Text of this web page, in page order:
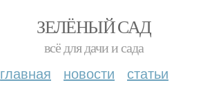
ЗЕЛЁНЫЙ САД
всё для дачи и сада
главная новости статьи